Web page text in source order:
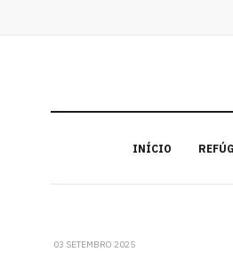
INÍCIO
03 SETEMBRO 2025